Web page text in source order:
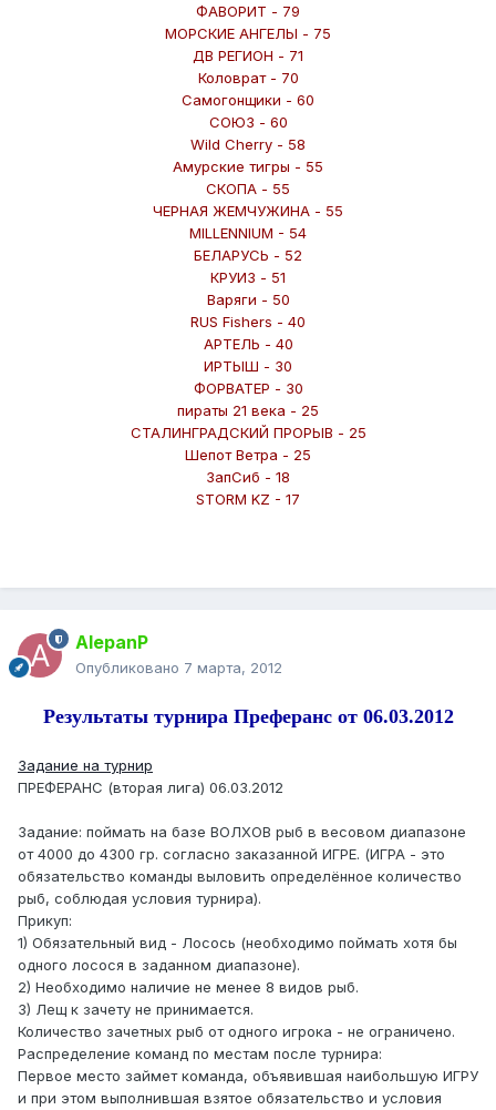
ФАВОРИТ - 79
МОРСКИЕ АНГЕЛЫ - 75
ДВ РЕГИОН - 71
Коловрат - 70
Самогонщики - 60
СОЮЗ - 60
Wild Cherry - 58
Амурские тигры - 55
СКОПА - 55
ЧЕРНАЯ ЖЕМЧУЖИНА - 55
MILLENNIUM - 54
БЕЛАРУСЬ - 52
КРУИЗ - 51
Варяги - 50
RUS Fishers - 40
АРТЕЛЬ - 40
ИРТЫШ - 30
ФОРВАТЕР - 30
пираты 21 века - 25
СТАЛИНГРАДСКИЙ ПРОРЫВ - 25
Шепот Ветра - 25
ЗапСиб - 18
STORM KZ - 17
AlepanP
Опубликовано 7 марта, 2012
Результаты турнира Преферанс от 06.03.2012
Задание на турнир
ПРЕФЕРАНС (вторая лига) 06.03.2012
Задание: поймать на базе ВОЛХОВ рыб в весовом диапазоне
от 4000 до 4300 гр. согласно заказанной ИГРЕ. (ИГРА - это
обязательство команды выловить определённое количество
рыб, соблюдая условия турнира).
Прикуп:
1) Обязательный вид - Лосось (необходимо поймать хотя бы
одного лосося в заданном диапазоне).
2) Необходимо наличие не менее 8 видов рыб.
3) Лещ к зачету не принимается.
Количество зачетных рыб от одного игрока - не ограничено.
Распределение команд по местам после турнира:
Первое место займет команда, объявившая наибольшую ИГРУ
и при этом выполнившая взятое обязательство и условия